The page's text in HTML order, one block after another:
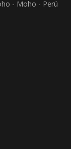
- Moho - Perú